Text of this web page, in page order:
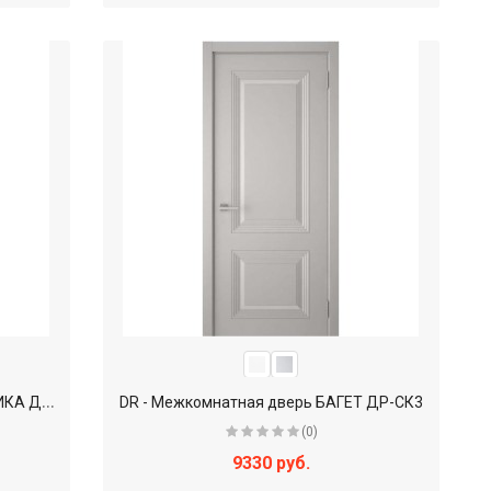
D
R - Межкомнатная дверь КЛАССИКА ДР-Н1 DR - Межкомнатная дверь БАГЕТ ДР-СК3
(0)
9330 руб.